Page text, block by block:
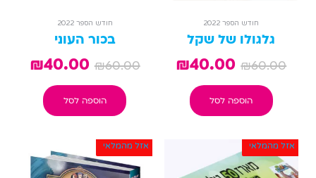
חודש הספר 2022
גלגולו של שקל
₪60.00
₪40.00
הוספה לסל
חודש הספר 2022
בכור העוני
₪60.00
₪40.00
הוספה לסל
אזל מהמלאי אזל מהמלאי